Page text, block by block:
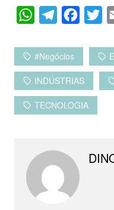
W
a
t
s
A
l
e
g
r
c
e
b
o
i
t
#negócios
INDÚSTRIAS
TECNOLOGIA